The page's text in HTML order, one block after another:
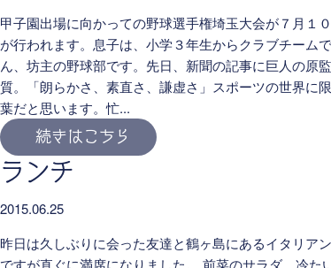
甲子園出場に向かっての野球選手権埼玉大会が７月１
が行われます。息子は、小学３年生からクラブチーム
ん、坊主の野球部です。先日、新聞の記事に巨人の原
質。「朗らかさ、素直さ、謙虚さ」スポーツの世界に
葉だと思います。忙...
続きはこちら
ランチ
2015.06.25
昨日は久しぶりに会った友達と鶴ヶ島にあるイタリア
ですが直ぐに満席になりました。 前菜のサラダ、冷